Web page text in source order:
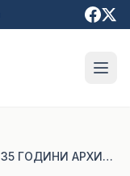
† ЈУБИЛЕЈ 65 ГОДИНИ ОД РАЃАЊЕ И 35 ГОДИНИ АРХИЕРЕЈСКО СЛУЖЕЊЕ НА МИТРОПОЛИТОТ ТИМОТЕЈ